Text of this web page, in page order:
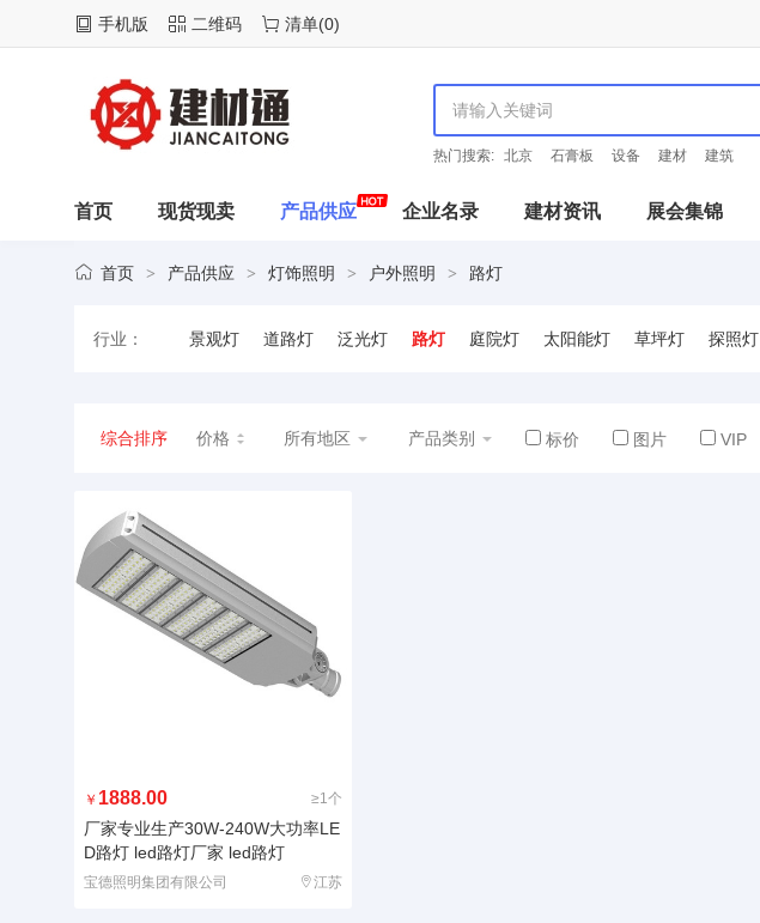
手机版 二维码 清单(0)
热门搜索: 北京 石膏板 设备 建材 建筑
首页 现货现卖 产品供应 企业名录 建材资讯 展会集锦
首页 > 产品供应 > 灯饰照明 > 户外照明 > 路灯
行业： 景观灯 道路灯 泛光灯 路灯 庭院灯 太阳能灯 草坪灯 探照灯
综合排序 价格 所有地区 产品类别 标价 图片 VIP
￥ 1888.00 ≥1个
厂家专业生产30W-240W大功率LE
D路灯 led路灯厂家 led路灯
宝德照明集团有限公司 江苏